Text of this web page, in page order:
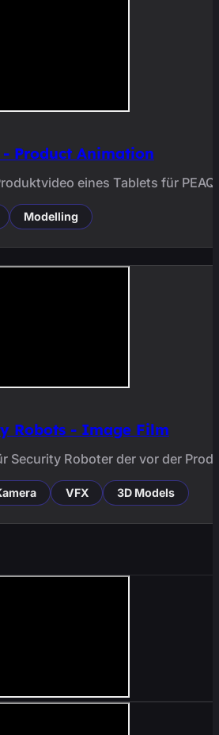
- Product Animation
eines Tablets für
Modelling
Robots - Image Film
Security Roboter der vor der
VFX 3D Models